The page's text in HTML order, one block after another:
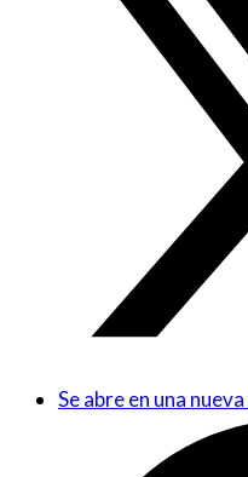
Se abre en una